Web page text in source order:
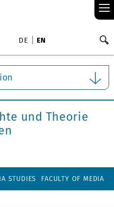
≡
DE EN
und Theorie
STUDIES FACULTY OF MEDIA